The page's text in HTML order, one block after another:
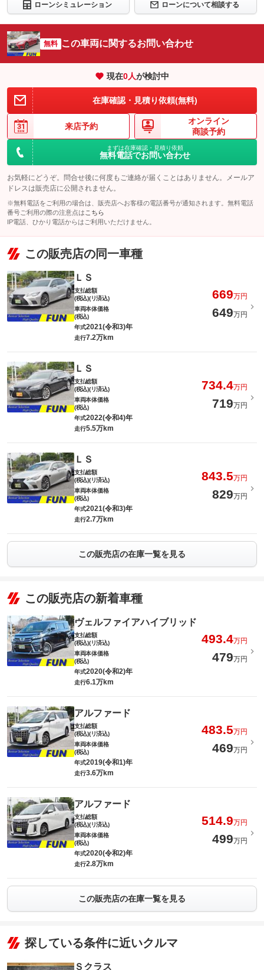
ローンシミュレーション ローンについて相談する
無料 この車両に関するお問い合わせ
現在0人が検討中
在庫確認・見積り依頼(無料)
来店予約
オンライン
商談予約
まずは在庫確認・見積り依頼
無料電話でお問い合わせ
お気軽にどうぞ。問合せ後に何度もご連絡が届くことはありません。メールア
ドレスは販売店に公開されません。
※無料電話をご利用の場合は、販売店へお客様の電話番号が通知されます。無料電話
番号ご利用の際の注意点は こちら
IP電話、ひかり電話からはご利用いただけません。
この販売店の同一車種
ＬＳ
支払総額
(税込)(リ済込)
669万円
車両本体価格
(税込)
649万円
年式2021(令和3)年
走行7.2万km
ＬＳ
支払総額
(税込)(リ済込)
734.4万円
車両本体価格
(税込)
719万円
年式2022(令和4)年
走行5.5万km
ＬＳ
支払総額
(税込)(リ済込)
843.5万円
車両本体価格
(税込)
829万円
年式2021(令和3)年
走行2.7万km
この販売店の在庫一覧を見る
この販売店の新着車種
ヴェルファイアハイブリッド
支払総額
(税込)(リ済込)
493.4万円
車両本体価格
(税込)
479万円
年式2020(令和2)年
走行6.1万km
アルファード
支払総額
(税込)(リ済込)
483.5万円
車両本体価格
(税込)
469万円
年式2019(令和1)年
走行3.6万km
アルファード
支払総額
(税込)(リ済込)
514.9万円
車両本体価格
(税込)
499万円
年式2020(令和2)年
走行2.8万km
この販売店の在庫一覧を見る
探している条件に近いクルマ
Ｓクラス